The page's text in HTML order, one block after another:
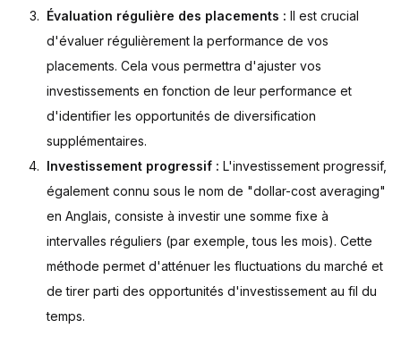
Évaluation régulière des placements : Il est crucial
d'évaluer régulièrement la performance de vos
placements. Cela vous permettra d'ajuster vos
investissements en fonction de leur performance et
d'identifier les opportunités de diversification
supplémentaires.
Investissement progressif : L'investissement progressif,
également connu sous le nom de "dollar-cost averaging"
en Anglais, consiste à investir une somme fixe à
intervalles réguliers (par exemple, tous les mois). Cette
méthode permet d'atténuer les fluctuations du marché et
de tirer parti des opportunités d'investissement au fil du
temps.